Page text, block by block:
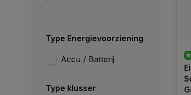
Type Energievoorziening
Accu / Batterij
Type klusser